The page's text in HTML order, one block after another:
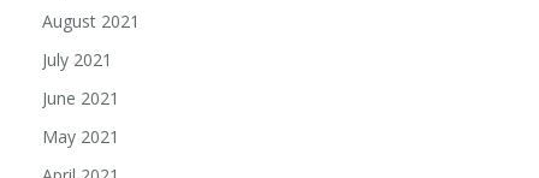
August 2021
July 2021
June 2021
May 2021